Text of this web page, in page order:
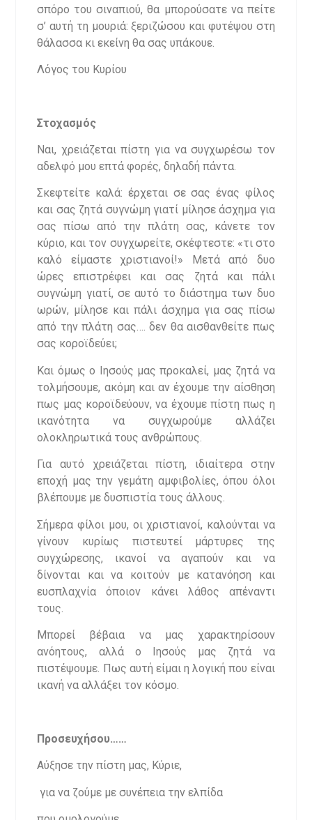
σπόρο του σιναπιού, θα μπορούσατε να πείτε
σ’ αυτή τη μουριά: ξεριζώσου και φυτέψου στη
θάλασσα κι εκείνη θα σας υπάκουε.
Λόγος του Κυρίου
Στοχασμός
Ναι, χρειάζεται πίστη για να συγχωρέσω τον
αδελφό μου επτά φορές, δηλαδή πάντα.
Σκεφτείτε καλά: έρχεται σε σας ένας φίλος
και σας ζητά συγνώμη γιατί μίλησε άσχημα για
σας πίσω από την πλάτη σας, κάνετε τον
κύριο, και τον συγχωρείτε, σκέφτεστε: «τι στο
καλό είμαστε χριστιανοί!» Μετά από δυο
ώρες επιστρέφει και σας ζητά και πάλι
συγνώμη γιατί, σε αυτό το διάστημα των δυο
ωρών, μίλησε και πάλι άσχημα για σας πίσω
από την πλάτη σας…. δεν θα αισθανθείτε πως
σας κοροϊδεύει;
Και όμως ο Ιησούς μας προκαλεί, μας ζητά να
τολμήσουμε, ακόμη και αν έχουμε την αίσθηση
πως μας κοροϊδεύουν, να έχουμε πίστη πως η
ικανότητα να συγχωρούμε αλλάζει
ολοκληρωτικά τους ανθρώπους.
Για αυτό χρειάζεται πίστη, ιδιαίτερα στην
εποχή μας την γεμάτη αμφιβολίες, όπου όλοι
βλέπουμε με δυσπιστία τους άλλους.
Σήμερα φίλοι μου, οι χριστιανοί, καλούνται να
γίνουν κυρίως πιστευτεί μάρτυρες της
συγχώρεσης, ικανοί να αγαπούν και να
δίνονται και να κοιτούν με κατανόηση και
ευσπλαχνία όποιον κάνει λάθος απέναντι
τους.
Μπορεί βέβαια να μας χαρακτηρίσουν
ανόητους, αλλά ο Ιησούς μας ζητά να
πιστέψουμε. Πως αυτή είμαι η λογική που είναι
ικανή να αλλάξει τον κόσμο.
Προσευχήσου……
Αύξησε την πίστη μας, Κύριε,
για να ζούμε με συνέπεια την ελπίδα